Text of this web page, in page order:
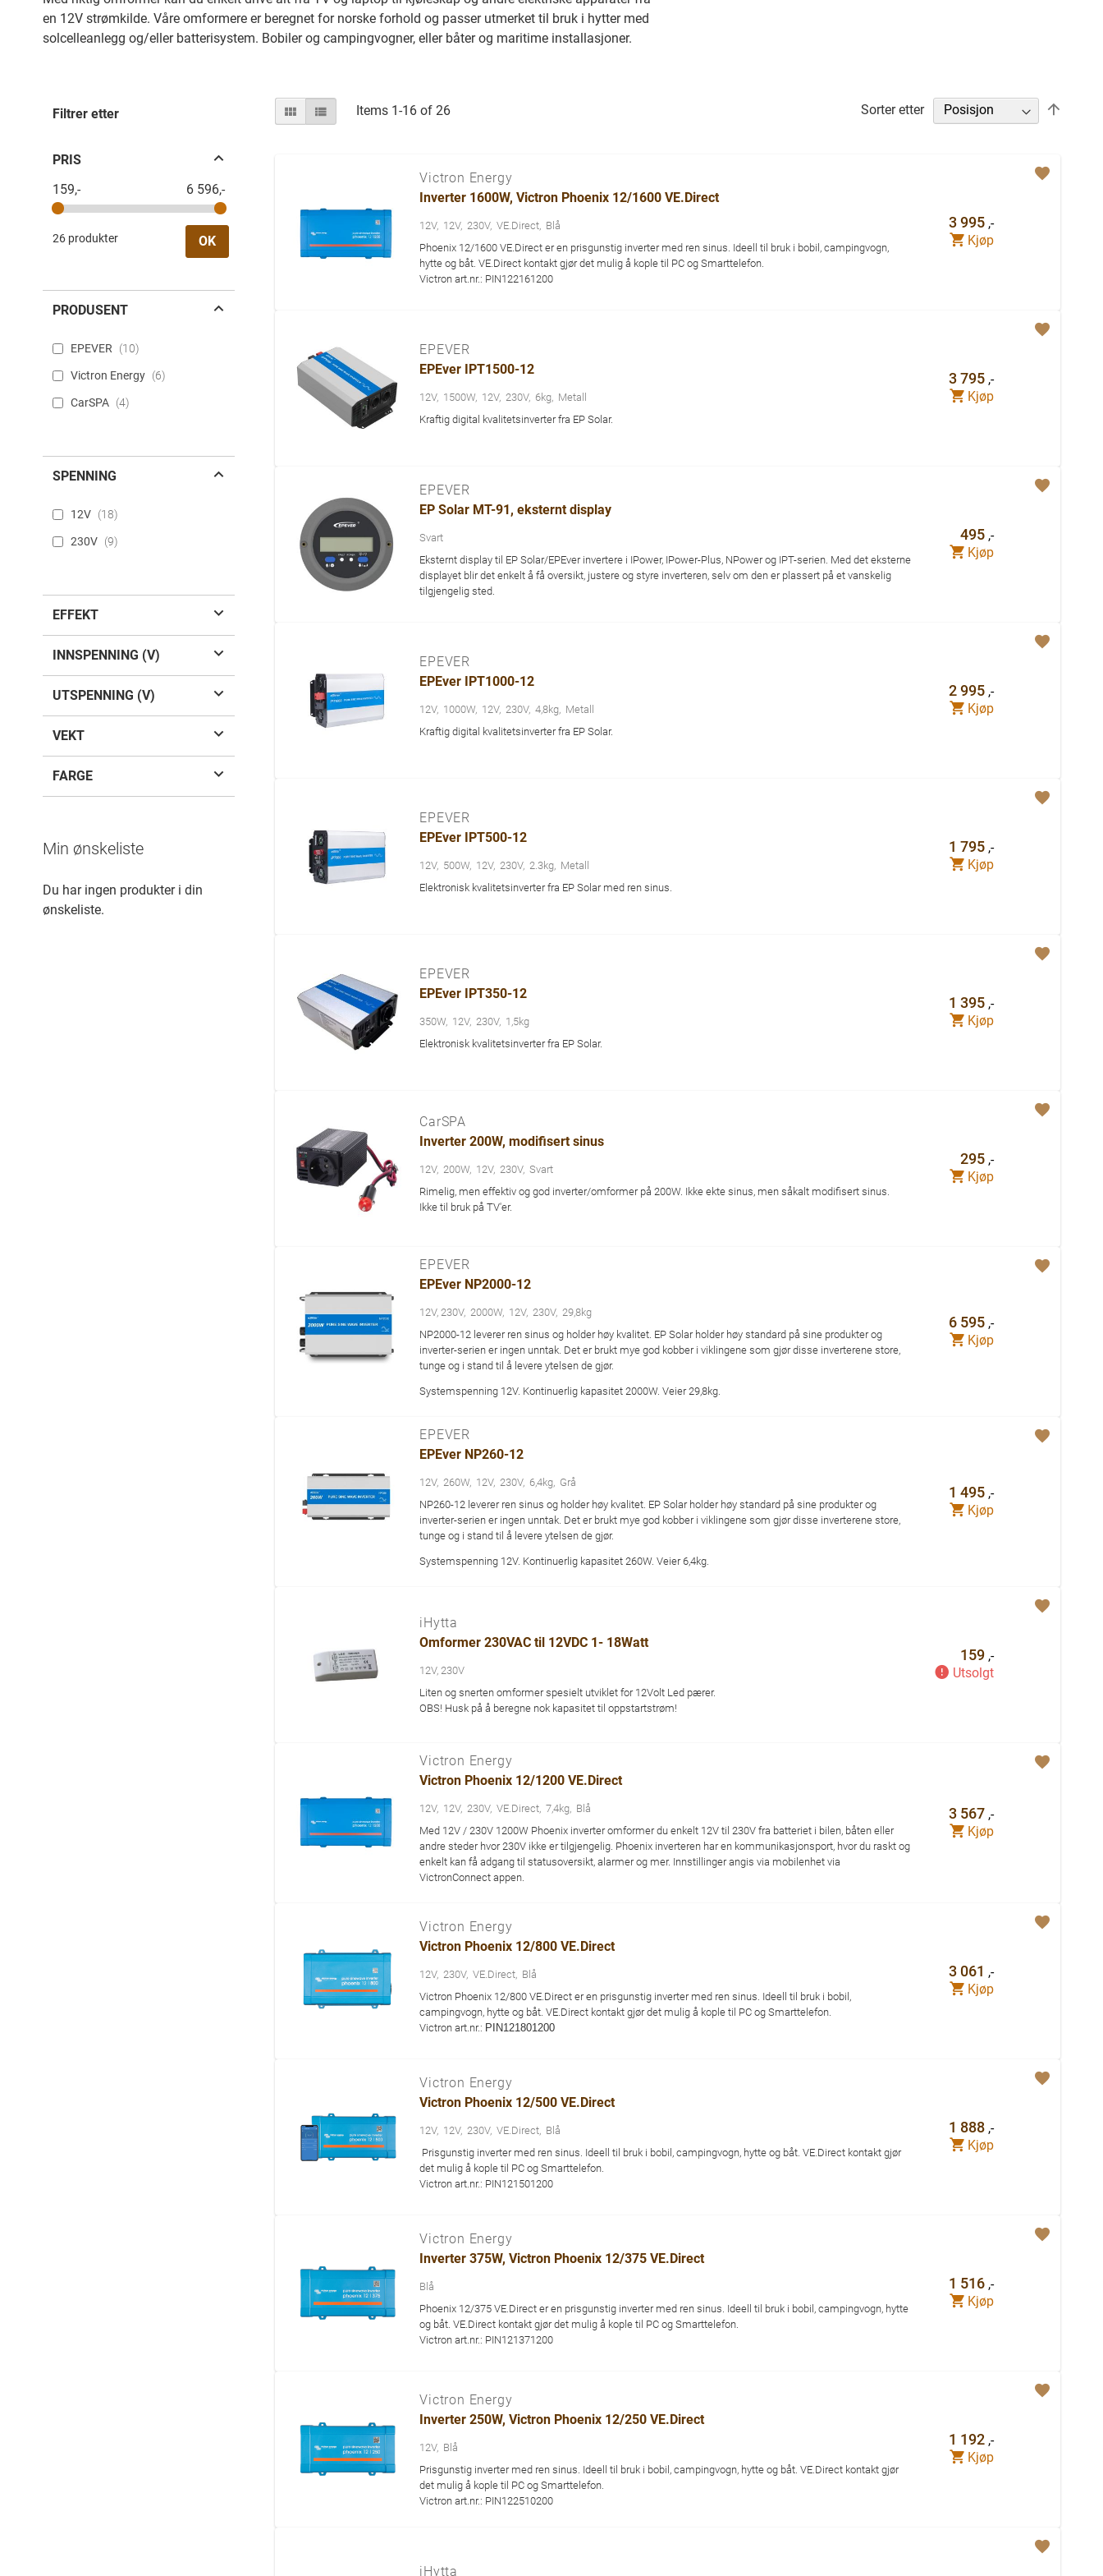
en 12V strømkilde. Våre omformere er beregnet for norske forhold og passer utmerket til bruk i hytter med
solcelleanlegg og/eller batterisystem. Bobiler og campingvogner, eller båter og maritime installasjoner.
Vis
som
Nett Items 1-16 of26 Sorter etter
Victron Energy
Inverter 1600W, Victron Phoenix 12/1600 VE.Direct
12V 12V 230V VE.Direct Blå
Phoenix 12/1600 VE.Direct er en prisgunstig inverter med ren sinus. Ideell til bruk i bobil, campingvogn,
hytte og båt. VE.Direct kontakt gjør det mulig å kople til PC og Smarttelefon.
Victron art.nr.: PIN122161200
3 995 ,-
Kjøp
EPEVER
EPEver IPT1500-12
12V 1500W 12V 230V 6kg Metall
Kraftig digital kvalitetsinverter fra EP Solar.
3 795 ,-
Kjøp
EPEVER
EP Solar MT-91, eksternt display
Svart
Eksternt display til EP Solar/EPEver invertere i IPower, IPower-Plus, NPower og IPT-serien. Med det eksterne
displayet blir det enkelt å få oversikt, justere og styre inverteren, selv om den er plassert på et vanskelig
tilgjengelig sted.
495 ,-
Kjøp
EPEVER
EPEver IPT1000-12
12V 1000W 12V 230V 4,8kg Metall
Kraftig digital kvalitetsinverter fra EP Solar.
2 995 ,-
Kjøp
EPEVER
EPEver IPT500-12
12V 500W 12V 230V 2.3kg Metall
Elektronisk kvalitetsinverter fra EP Solar med ren sinus.
1 795 ,-
Kjøp
EPEVER
EPEver IPT350-12
350W 12V 230V 1,5kg
Elektronisk kvalitetsinverter fra EP Solar.
1 395 ,-
Kjøp
CarSPA
Inverter 200W, modifisert sinus
12V 200W 12V 230V Svart
Rimelig, men effektiv og god inverter/omformer på 200W. Ikke ekte sinus, men såkalt modifisert sinus.
Ikke til bruk på TV'er.
295 ,-
Kjøp
EPEVER
EPEver NP2000-12
12V, 230V 2000W 12V 230V 29,8kg
NP2000-12 leverer ren sinus og holder høy kvalitet. EP Solar holder høy standard på sine produkter og
inverter-serien er ingen unntak. Det er brukt mye god kobber i viklingene som gjør disse inverterene store,
tunge og i stand til å levere ytelsen de gjør.
Systemspenning 12V. Kontinuerlig kapasitet 2000W. Veier 29,8kg.
6 595 ,-
Kjøp
EPEVER
EPEver NP260-12
12V 260W 12V 230V 6,4kg Grå
NP260-12 leverer ren sinus og holder høy kvalitet. EP Solar holder høy standard på sine produkter og
inverter-serien er ingen unntak. Det er brukt mye god kobber i viklingene som gjør disse inverterene store,
tunge og i stand til å levere ytelsen de gjør.
Systemspenning 12V. Kontinuerlig kapasitet 260W. Veier 6,4kg.
1 495 ,-
Kjøp
iHytta
Omformer 230VAC til 12VDC 1- 18Watt
12V, 230V
Liten og snerten omformer spesielt utviklet for 12Volt Led pærer.
OBS! Husk på å beregne nok kapasitet til oppstartstrøm!
159 ,-
Utsolgt
Victron Energy
Victron Phoenix 12/1200 VE.Direct
12V 12V 230V VE.Direct 7,4kg Blå
Med 12V / 230V 1200W Phoenix inverter omformer du enkelt 12V til 230V fra batteriet i bilen, båten eller
andre steder hvor 230V ikke er tilgjengelig. Phoenix inverteren har en kommunikasjonsport, hvor du raskt og
enkelt kan få adgang til statusoversikt, alarmer og mer. Innstillinger angis via mobilenhet via
VictronConnect appen.
3 567 ,-
Kjøp
Victron Energy
Victron Phoenix 12/800 VE.Direct
12V 230V VE.Direct Blå
Victron Phoenix 12/800 VE.Direct er en prisgunstig inverter med ren sinus. Ideell til bruk i bobil,
campingvogn, hytte og båt. VE.Direct kontakt gjør det mulig å kople til PC og Smarttelefon.
Victron art.nr.: PIN121801200
3 061 ,-
Kjøp
Victron Energy
Victron Phoenix 12/500 VE.Direct
12V 12V 230V VE.Direct Blå
Prisgunstig inverter med ren sinus. Ideell til bruk i bobil, campingvogn, hytte og båt. VE.Direct kontakt gjør
det mulig å kople til PC og Smarttelefon.
Victron art.nr.: PIN121501200
1 888 ,-
Kjøp
Victron Energy
Inverter 375W, Victron Phoenix 12/375 VE.Direct
Blå
Phoenix 12/375 VE.Direct er en prisgunstig inverter med ren sinus. Ideell til bruk i bobil, campingvogn, hytte
og båt. VE.Direct kontakt gjør det mulig å kople til PC og Smarttelefon.
Victron art.nr.: PIN121371200
1 516 ,-
Kjøp
Victron Energy
Inverter 250W, Victron Phoenix 12/250 VE.Direct
12V Blå
Prisgunstig inverter med ren sinus. Ideell til bruk i bobil, campingvogn, hytte og båt. VE.Direct kontakt gjør
det mulig å kople til PC og Smarttelefon.
Victron art.nr.: PIN122510200
1 192 ,-
Kjøp
iHytta
Filtrer etter
PRIS
159,-
6 596,-
26 produkter OK
PRODUSENT
EPEVER 10
Victron Energy 6
CarSPA 4
SPENNING
12V 18
230V 9
EFFEKT
INNSPENNING (V)
UTSPENNING (V)
VEKT
FARGE
Min ønskeliste
Du har ingen produkter i din
ønskeliste.